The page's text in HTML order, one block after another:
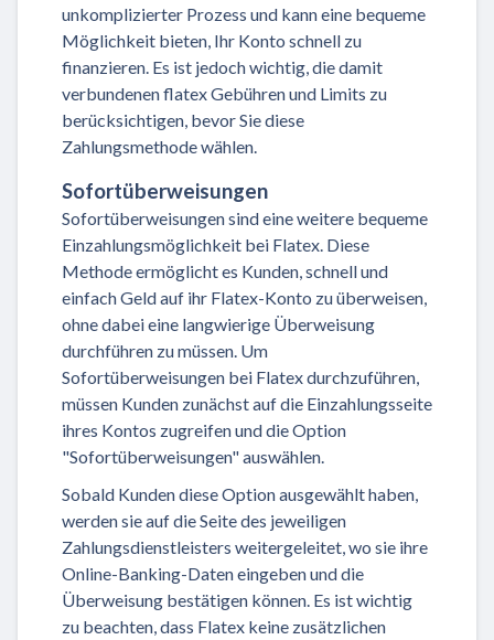
unkomplizierter Prozess und kann eine bequeme
Möglichkeit bieten, Ihr Konto schnell zu
finanzieren. Es ist jedoch wichtig, die damit
verbundenen flatex Gebühren und Limits zu
berücksichtigen, bevor Sie diese
Zahlungsmethode wählen.
Sofortüberweisungen
Sofortüberweisungen sind eine weitere bequeme
Einzahlungsmöglichkeit bei Flatex. Diese
Methode ermöglicht es Kunden, schnell und
einfach Geld auf ihr Flatex-Konto zu überweisen,
ohne dabei eine langwierige Überweisung
durchführen zu müssen. Um
Sofortüberweisungen bei Flatex durchzuführen,
müssen Kunden zunächst auf die Einzahlungsseite
ihres Kontos zugreifen und die Option
"Sofortüberweisungen" auswählen.
Sobald Kunden diese Option ausgewählt haben,
werden sie auf die Seite des jeweiligen
Zahlungsdienstleisters weitergeleitet, wo sie ihre
Online-Banking-Daten eingeben und die
Überweisung bestätigen können. Es ist wichtig
zu beachten, dass Flatex keine zusätzlichen